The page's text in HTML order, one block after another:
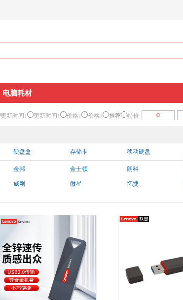
电脑耗材
更新时间↓ 更新时间↑ 价格↓ 价格↑ 推荐 特价
硬盘盒 存储卡 移动硬盘
金邦 金士顿 朗科
威刚 微星 忆捷